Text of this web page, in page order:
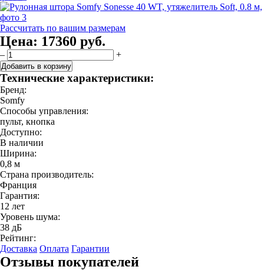
Рассчитать по вашим размерам
Цена: 17360 руб.
– +
Добавить в корзину
Технические характеристики:
Бренд:
Somfy
Способы управления:
пульт, кнопка
Доступно:
В наличии
Ширина:
0,8 м
Страна производитель:
Франция
Гарантия:
12 лет
Уровень шума:
38 дБ
Рейтинг:
Доставка Оплата Гарантии
Отзывы покупателей